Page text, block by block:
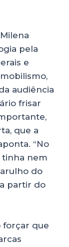
pela
e
audiência
frisar
que a
“No
tinha nem
do
partir do
forçar que